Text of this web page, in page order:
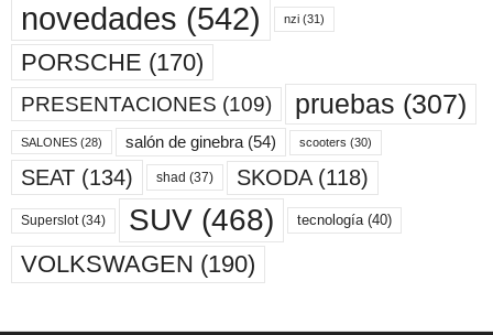
novedades (542) nzi (31)
PORSCHE (170)
PRESENTACIONES (109) pruebas (307)
SALONES (28) salón de ginebra(54) scooters (30)
SEAT (134) shad (37) SKODA(118)
Superslot(34) SUV (468) tecnología(40)
VOLKSWAGEN (190)